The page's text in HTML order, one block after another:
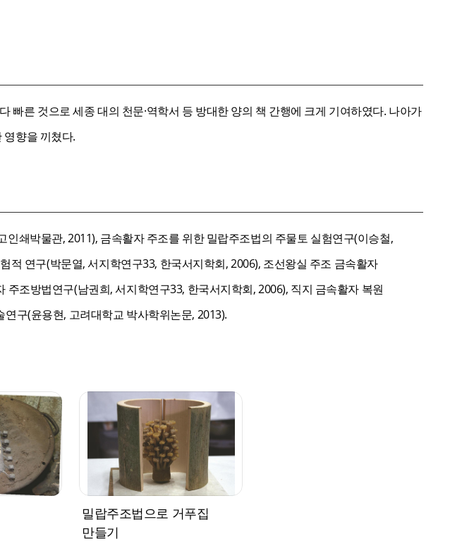
빠른 것으로 세종 대의 천문·역학서 등 방대한 양의 책 간행에 크게 기여하였다. 나아가
향을 끼쳤다.
쇄박물관, 2011), 금속활자 주조를 위한 밀랍주조법의 주물토 실험연구(이승철,
적 연구(박문열, 서지학연구33, 한국서지학회, 2006), 조선왕실 주조 금속활자
조방법연구(남권희, 서지학연구33, 한국서지학회, 2006), 직지 금속활자 복원
구(윤용현, 고려대학교 박사학위논문, 2013).
밀랍주조법으로 거푸집
만들기